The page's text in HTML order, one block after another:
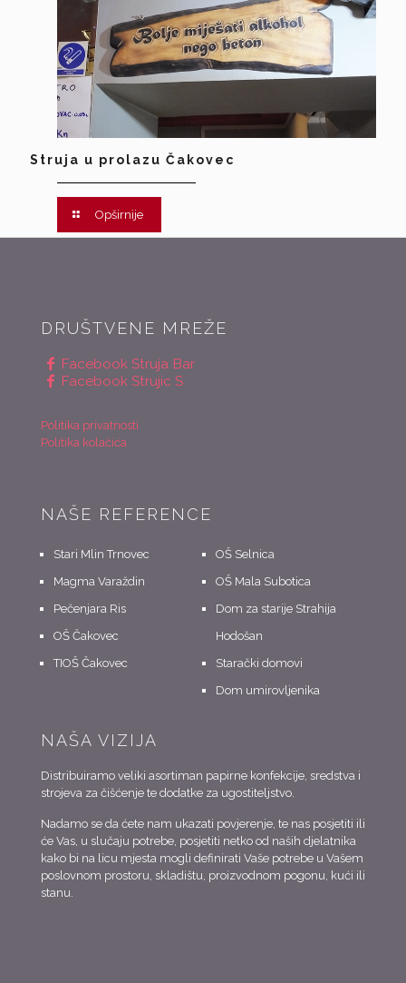
Struja u prolazu Čakovec
Opširnije
DRUŠTVENE MREŽE
Facebook Struja Bar
Facebook Strujic S
Politika privatnosti
Politika kolačića
NAŠE REFERENCE
Stari Mlin Trnovec
Magma Varaždin
Pečenjara Ris
OŠ Čakovec
TIOŠ Čakovec
OŠ Selnica
OŠ Mala Subotica
Dom za starije Strahija
Hodošan
Starački domovi
Dom umirovljenika
NAŠA VIZIJA
Distribuiramo veliki asortiman papirne konfekcije, sredstva i
strojeva za čišćenje te dodatke za ugostiteljstvo.
Nadamo se da ćete nam ukazati povjerenje, te nas posjetiti ili
će Vas, u slučaju potrebe, posjetiti netko od naših djelatnika
kako bi na licu mjesta mogli definirati Vaše potrebe u Vašem
poslovnom prostoru, skladištu, proizvodnom pogonu, kući ili
stanu.